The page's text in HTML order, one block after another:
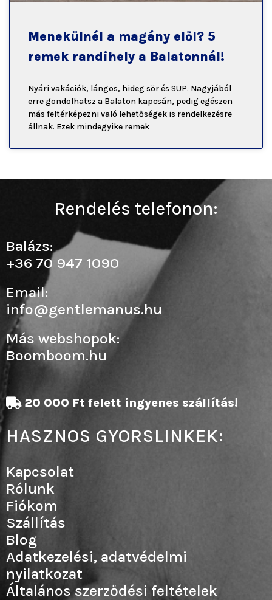
Menekülnél a magány elől? 5
remek randihely a Balatonnál!
Nyári vakációk, lángos, hideg sör és SUP. Nagyjából
erre gondolhatsz a Balaton kapcsán, pedig egészen
más feltérképezni való lehetőségek is rendelkezésre
állnak. Ezek mindegyike remek
20 000 Ft felett ingyenes szállítás!
HASZNOS GYORSLINKEK:
Kapcsolat
Rólunk
Fiókom
Szállítás
Blog
Adatkezelési, adatvédelmi
nyilatkozat
Általános szerződési feltételek
Rendelés telefonon:
Balázs:
+36 70 947 1090
Email:
info@gentlemanus.hu
Más webshopok:
Boomboom.hu